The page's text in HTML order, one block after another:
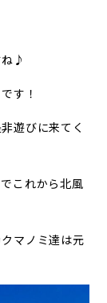
ね♪
す！
遊びに来てく
これから北風
マノミ達は元